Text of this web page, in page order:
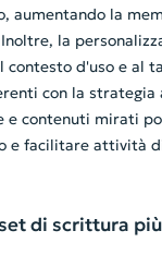
aumentando la
la
d'uso e al
con la strategia
e contenuti mirati
e facilitare attività
di scrittura